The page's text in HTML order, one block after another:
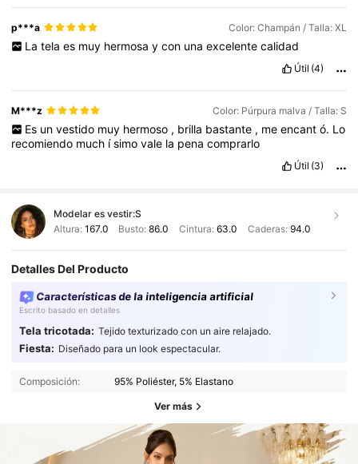
p***a Color: Champán / Talla: XL
La tela es muy hermosa y con una excelente calidad
Útil (4)
M***z Color: Púrpura malva / Talla: S
Es un vestido muy hermoso , brilla bastante , me encant ó. Lo
recomiendo much ísimovale la penacomprarlo
Útil (3)
Modelar es vestir:S
Altura: 167.0 Busto:86.0 Cintura: 63.0 Caderas: 94.0
Detalles Del Producto
Características de la inteligencia artificial
Escrito basado en detalles
Tela tricotada: Tejido texturizado con un aire relajado.
Fiesta: Diseñado para un look espectacular.
Composición: 95% Poliéster, 5% Elastano
Ver más